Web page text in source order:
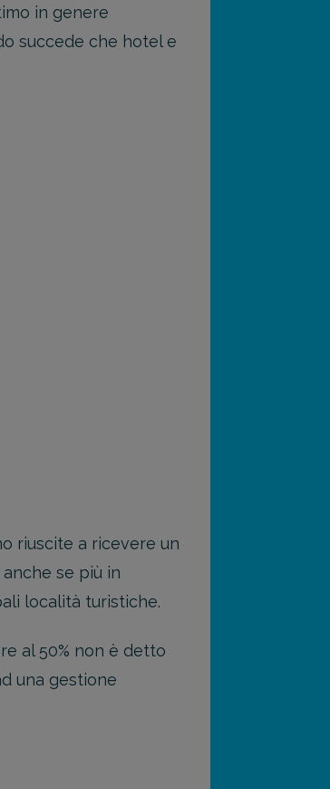
in genere
succede che hotel e
riuscite a ricevere un
se più in
località turistiche.
al 50% non è detto
una gestione